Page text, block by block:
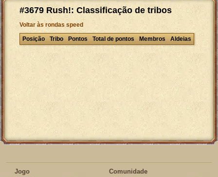
#3679 Rush!: Classificação de tribos
Voltar às rondas speed
Posição Tribo Pontos Total de pontos Membros Aldeias
Jogo Comunidade